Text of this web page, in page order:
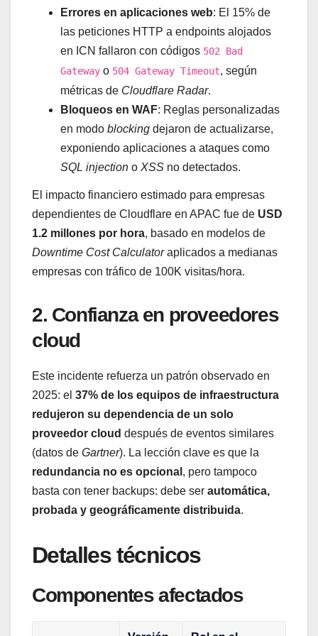
Errores en aplicaciones web: El 15% de
las peticiones HTTP a endpoints alojados
en ICN fallaron con códigos 502 Bad
Gateway o 504 Gateway Timeout, según
métricas de Cloudflare Radar.
Bloqueos en WAF: Reglas personalizadas
en modo blocking dejaron de actualizarse,
exponiendo aplicaciones a ataques como
SQL injection o XSS no detectados.
El impacto financiero estimado para empresas
dependientes de Cloudflare en APAC fue de USD
1.2 millones por hora, basado en modelos de
Downtime Cost Calculatoraplicados a medianas
empresas con tráfico de 100K visitas/hora.
2. Confianza en proveedores
cloud
Este incidente refuerza un patrón observado en
2025: el 37% de los equipos de infraestructura
redujeron su dependencia de un solo
proveedor cloud después de eventos similares
(datos de Gartner). La lección clave es que la
redundancia no es opcional , pero tampoco
basta con tener backups: debe ser automática,
probada y geográficamente distribuida.
Detalles técnicos
Componentes afectados